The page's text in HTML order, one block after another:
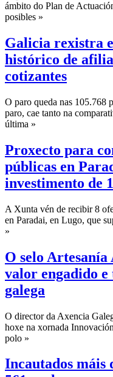
ámbito do Plan de
posibles »
Galicia rexistra
histórico de
cotizantes
O paro queda nas 105.768
paro, cae tanto na
última »
Proxecto para
públicas en
investimento de
A Xunta vén de recibir 8
en Paradai, en Lugo, que
»
O selo
valor engadido
galega
O director da Axencia
hoxe na xornada
polo »
Incautados máis